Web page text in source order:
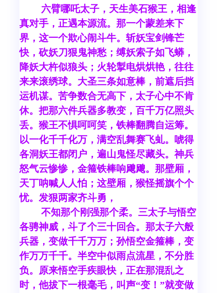
六臂哪吒太子，天生美石猴王，相逢
真对手，正遇本源流。那一个蒙差来下
界，这一个欺心闹斗牛。斩妖宝剑锋芒
快，砍妖刀狠鬼神愁；缚妖索子如飞蟒，
降妖大杵似狼头；火轮掣电烘烘艳，往往
来来滚绣球。大圣三条如意棒，前遮后挡
运机谋。苦争数合无高下，太子心中不肯
休。把那六件兵器多教变，百千万亿照头
丢。猴王不惧呵呵笑，铁棒翻腾自运筹。
以一化千千化万，满空乱舞赛飞虬。唬得
各洞妖王都闭户，遍山鬼怪尽藏头。神兵
怒气云惨惨，金箍铁棒响飕飕。那壁厢，
天丁呐喊人人怕；这壁厢，猴怪摇旗个个
忧。发狠两家齐斗勇，
不知那个刚强那个柔。三太子与悟空
各骋神威，斗了个三十回合。那太子六般
兵器，变做千千万万；孙悟空金箍棒，变
作万万千千。半空中似雨点流星，不分胜
负。原来悟空手疾眼快，正在那混乱之
时，他拔下一根毫毛，叫声“变！”就变做